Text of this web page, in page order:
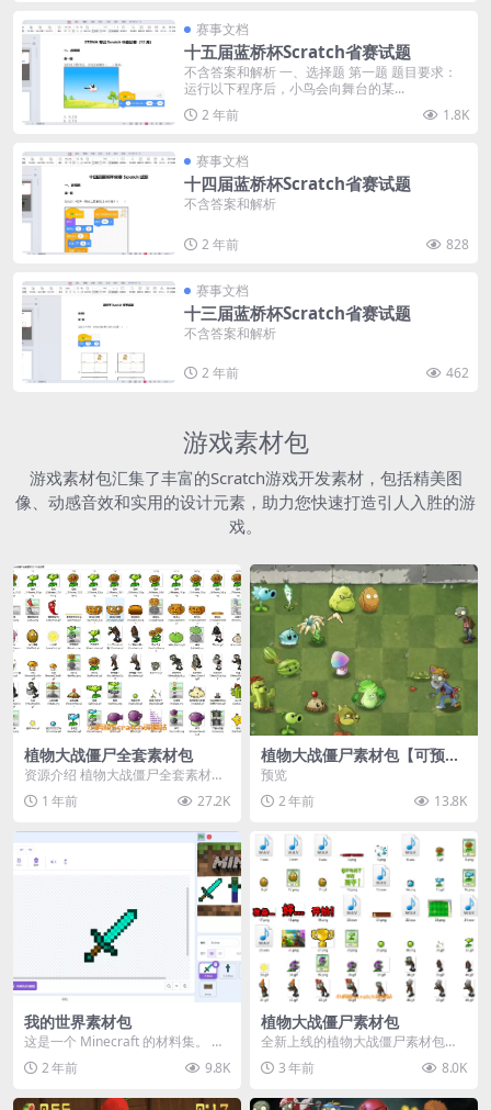
赛事文档
十五届蓝桥杯Scratch省赛试题
不含答案和解析 一、选择题 第一题 题目要求：
运行以下程序后，小鸟会向舞台的某...
2 年前
1.8K
赛事文档
十四届蓝桥杯Scratch省赛试题
不含答案和解析
2 年前 828
赛事文档
十三届蓝桥杯Scratch省赛试题
不含答案和解析
2 年前 462
游戏素材包
游戏素材包汇集了丰富的Scratch游戏开发素材，包括精美图
像、动感音效和实用的设计元素，助力您快速打造引人入胜的游
戏。
植物大战僵尸全套素材包
资源介绍 植物大战僵尸全套素材
包，包含227个丰富多样的素材，
涵盖角色、背景、动...
1 年前 27.2K
植物大战僵尸素材包【可预
览】
预览
2 年前
13.8K
我的世界素材包
这是一个 Minecraft 的材料集。 操
作方法如下： 工具 → 右箭头 怪物...
2 年前 9.8K
植物大战僵尸素材包
全新上线的植物大战僵尸素材包，
内含48个精选资源，涵盖角色、场
景、音效等多样内容...
3 年前 8.0K